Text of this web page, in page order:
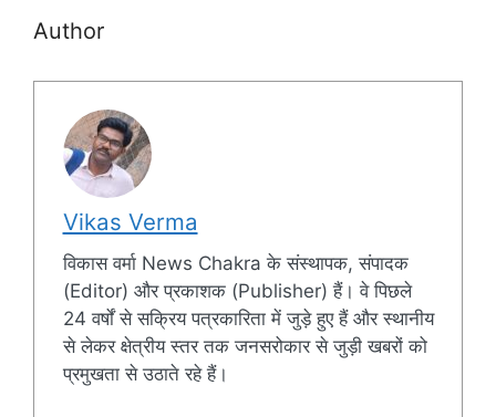
Author
Vikas Verma
विकास वर्मा News Chakra के संस्थापक, संपादक
(Editor) और प्रकाशक (Publisher) हैं। वे पिछले
24 वर्षों से सक्रिय पत्रकारिता में जुड़े हुए हैं और स्थानीय
से लेकर क्षेत्रीय स्तर तक जनसरोकार से जुड़ी खबरों को
प्रमुखता से उठाते रहे हैं।